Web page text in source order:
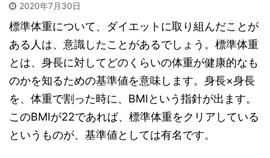
2020年7月30日
標準体重について、ダイエットに取り組んだことが
ある人は、意識したことがあるでしょう。標準体重
とは、身長に対してどのくらいの体重が健康的なも
のかを知るための基準値を意味します。身長×身長
を、体重で割った時に、BMIという指針が出ます。
このBMIが22であれば、標準体重をクリアしている
というものが、基準値としては有名です。